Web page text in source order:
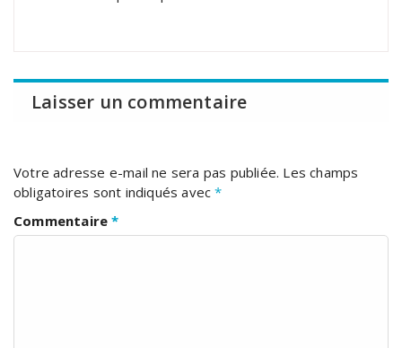
Laisser un commentaire
Votre adresse e-mail ne sera pas publiée. Les champs
obligatoires sont indiqués avec*
Commentaire*